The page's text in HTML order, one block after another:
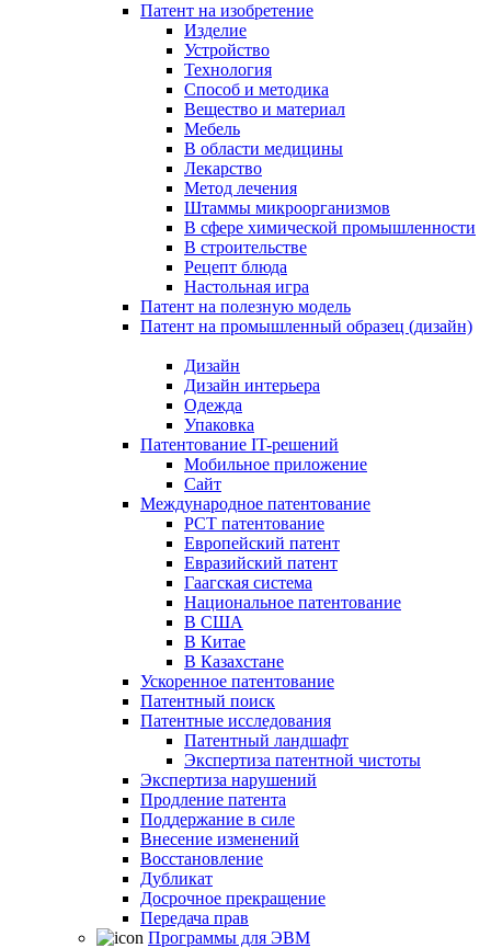
Патент на изобретение
Изделие
Устройство
Технология
Способ и методика
Вещество и материал
Мебель
В области медицины
Лекарство
Метод лечения
Штаммы микроорганизмов
В сфере химической промышленности
В строительстве
Рецепт блюда
Настольная игра
Патент на полезную модель
Патент на промышленный образец (дизайн)
Дизайн
Дизайн интерьера
Одежда
Упаковка
Патентование IT-решений
Мобильное приложение
Сайт
Международное патентование
PCT патентование
Европейский патент
Евразийский патент
Гаагская система
Национальное патентование
В США
В Китае
В Казахстане
Ускоренное патентование
Патентный поиск
Патентные исследования
Патентный ландшафт
Экспертиза патентной чистоты
Экспертиза нарушений
Продление патента
Поддержание в силе
Внесение изменений
Восстановление
Дубликат
Досрочное прекращение
Передача прав
Программы для ЭВМ